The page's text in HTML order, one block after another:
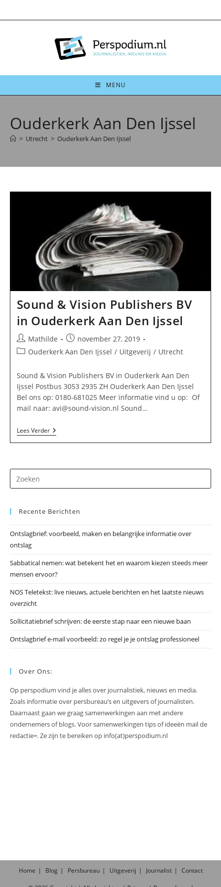
naar
MENU
Ouderkerk Aan Den Ijssel
> Utrecht > Ouderkerk Aan Den Ijssel
Sound & Vision Publishers BV
in Ouderkerk Aan Den Ijssel
Bericht
auteur:
Mathilde
Bericht
gepubliceerd
november 27, 2019
Berichtcategorie:
Ouderkerk Aan Den Ijssel / Uitgeverij / Utrecht
Sound & Vision Publishers BV in Ouderkerk Aan Den
Ijssel Postbus 3053 2935 ZH Ouderkerk Aan Den Ijssel
Bel ons op: 0180-681025 Meer informatie vind u op: Of
mail naar: avi@sound-vision.nl Sound…
Lees VerderSound
&
Vision
In
Aan
op
Recente Berichten
Ontslagbrief: voorbeeld, maken en belangrijke informatie over
ontslag
Sabbatical nemen: wat betekent het en waarom kiezen steeds meer
mensen ervoor?
NOS Teletekst: live nieuws, actuele berichten en het laatste nieuws
overzicht
Sollicitatiebrief schrijven: de eerste stap naar een nieuwe baan
Ontslagbrief e-mail voorbeeld: zo regel je je ontslag professioneel
Over Ons:
Op perspodium vind je alles over journalistiek, nieuws en media.
Zoals informatie over persbureau’s en uitgevers of journalisten.
Daarnaast gaan we graag samenwerkingen aan met andere
ondernemers of blogs. Voor samenwerkingen tips of ideeën mail de
redactie=. Ze zijn te bereiken op info(at)perspodium.nl
Home Blog Persbureau Uitgeverij Journalist Contact